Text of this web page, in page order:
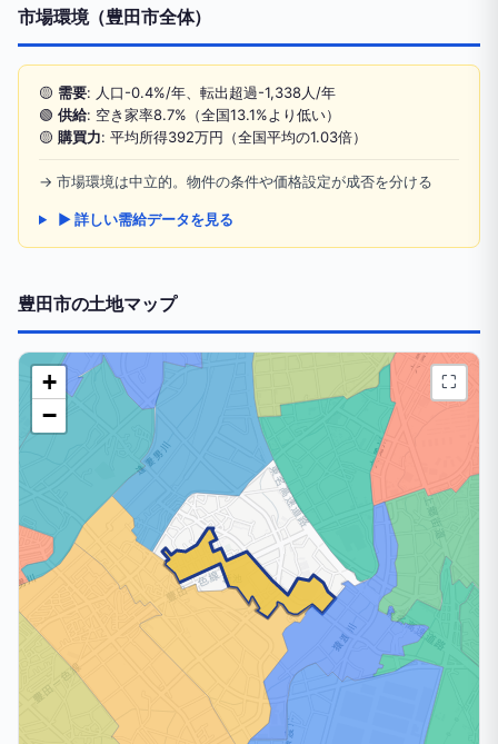
市場環境（豊田市全体）
🟡 需要: 人口-0.4%/年、転出超過-1,338人/年
🟢 供給: 空き家率8.7%（全国13.1%より低い）
🟡 購買力: 平均所得392万円（全国平均の1.03倍）
→ 市場環境は中立的。物件の条件や価格設定が成否を分ける
▶ 詳しい需給データを見る
豊田市の土地マップ
+
−
⛶